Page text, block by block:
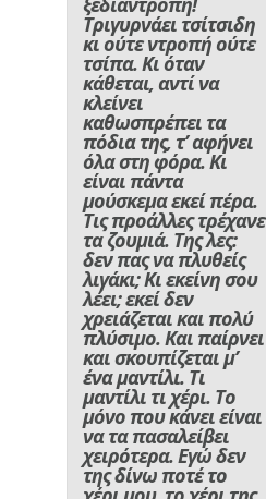
Τριγυρνάει τσίτσιδη
κι ούτε ντροπή ούτε
τσίπα. Κι όταν
κάθεται, αντί να
κλείνει
καθωσπρέπει τα
πόδια της, τ’ αφήνει
όλα στη φόρα. Κι
είναι πάντα
μούσκεμα εκεί πέρα.
Τις προάλλες τρέχανε
τα ζουμιά. Της λες:
δεν πας να πλυθείς
λιγάκι; Κι εκείνη σου
λέει; εκεί δεν
χρειάζεται και πολύ
πλύσιμο. Και παίρνει
και σκουπίζεται μ’
ένα μαντίλι. Τι
μαντίλι τι χέρι. Το
μόνο που κάνει είναι
να τα πασαλείβει
χειρότερα. Εγώ δεν
της δίνω ποτέ το